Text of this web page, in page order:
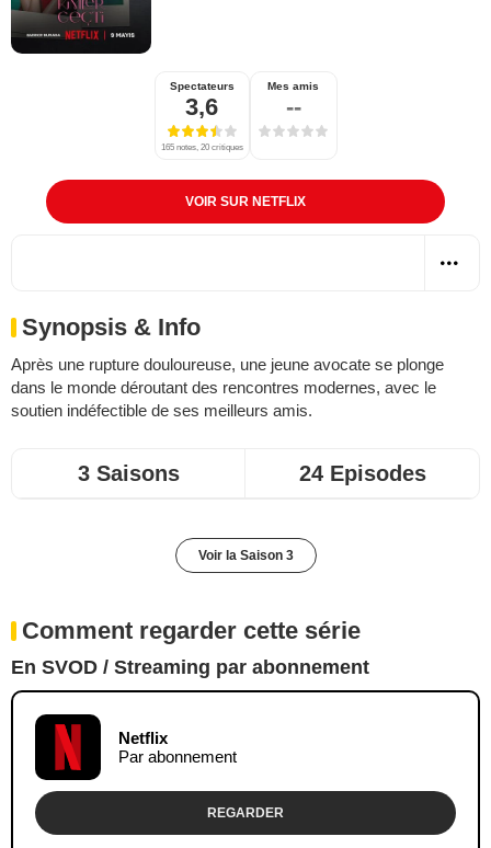
Spectateurs
3,6
165 notes, 20 critiques
Mes amis
--
VOIR SUR NETFLIX
Synopsis & Info
Après une rupture douloureuse, une jeune avocate se plonge
dans le monde déroutant des rencontres modernes, avec le
soutien indéfectible de ses meilleurs amis.
3 Saisons 24 Episodes
Voir la Saison 3
Comment regarder cette série
En SVOD / Streaming par abonnement
Netflix
Par abonnement
REGARDER